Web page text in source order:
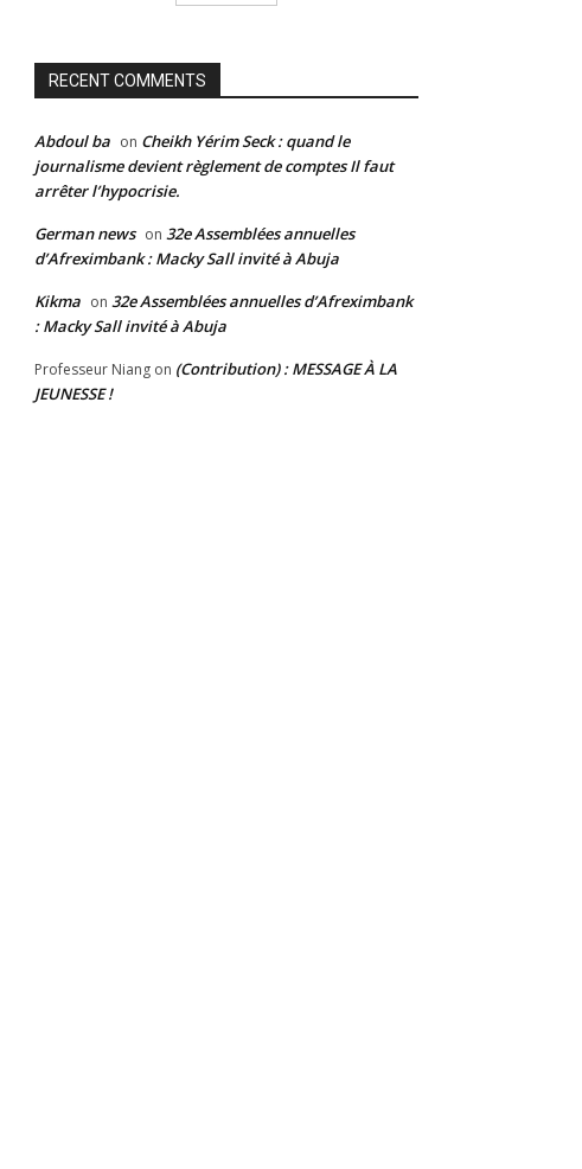
RECENT COMMENTS
Abdoul ba on Cheikh Yérim Seck : quand le
journalisme devient règlement de comptes Il faut
arrêter l’hypocrisie.
German news on 32e Assemblées annuelles
d’Afreximbank : Macky Sall invité à Abuja
Kikma on 32e Assemblées annuelles d’Afreximbank
: Macky Sall invité à Abuja
Professeur Niang on (Contribution) : MESSAGE À LA
JEUNESSE !